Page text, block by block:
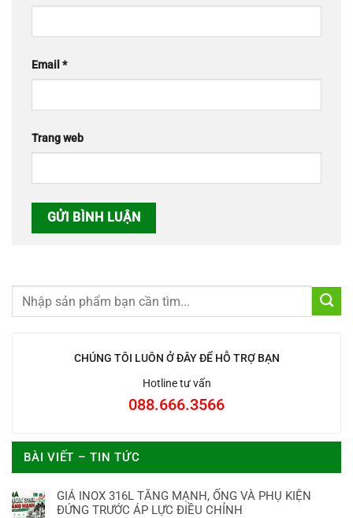
CHÚNG TÔI LUÔN Ở ĐÂY ĐỂ HỖ TRỢ BẠN
Hotline tư vấn
088.666.3566
BÀI VIẾT – TIN TỨC
GIÁ INOX 316L TĂNG MẠNH, ỐNG VÀ PHỤ KIỆN
ĐỨNG TRƯỚC ÁP LỰC ĐIỀU CHỈNH
Email *
Trang web